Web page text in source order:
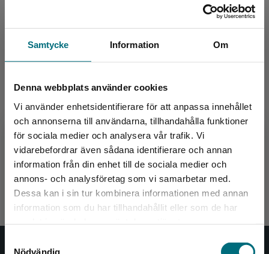
Samtycke Information Om
Denna webbplats använder cookies
Vi använder enhetsidentifierare för att anpassa innehållet
och annonserna till användarna, tillhandahålla funktioner
för sociala medier och analysera vår trafik. Vi
vidarebefordrar även sådana identifierare och annan
information från din enhet till de sociala medier och
annons- och analysföretag som vi samarbetar med.
Dessa kan i sin tur kombinera informationen med annan
information som du har tillhandahållit eller som de har
Nödvändig
Begränsad fraktregion
Det verkar som att du besöker
boken om glädje, sorg och allt
däremellan
Svirsky, Liv
160 krinkl. moms
Exkl. moms: 151 kr
Svirsky, Liv